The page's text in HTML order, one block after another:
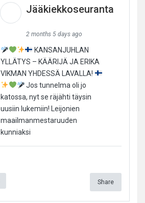
Jääkiekkoseuranta
2 months 5 days ago
KANSANJUHLAN
YLLÄTYS – KÄÄRIJÄ JA ERIKA
VIKMAN YHDESSÄ LAVALLA!
Jos tunnelma oli jo
katossa, nyt se räjähti täysin
uusiin lukemiin! Leijonien
maailmanmestaruuden
kunniaksi
Share